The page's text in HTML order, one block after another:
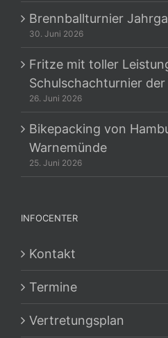
Brennballturnier
30. Juni 2026
Fritze mit toller
Schulschachturnier der
26. Juni 2026
Bikepacking von
Warnemünde
25. Juni 2026
INFOCENTER
Kontakt
Termine
Vertretungsplan